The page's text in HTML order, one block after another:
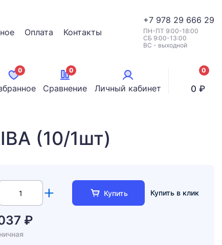
Оплата Контакты
+7 978 29 666 29
ПН-ПТ 9:00-18:00
СБ 9:00-13:00
ВС - выходной
0 0
Сравнение Личный кабинет
0
0 ₽
(10/1шт)
Купить Купить в клик
₽